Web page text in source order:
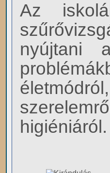
Az
nyújtani
higiéniáról.